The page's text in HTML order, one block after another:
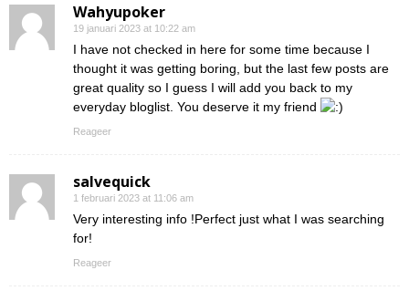
Wahyupoker
19 januari 2023 at 10:22 am
I have not checked in here for some time because I
thought it was getting boring, but the last few posts are
great quality so I guess I will add you back to my
everyday bloglist. You deserve it my friend
Reageer
salvequick
1 februari 2023 at 11:06 am
Very interesting info !Perfect just what I was searching
for!
Reageer